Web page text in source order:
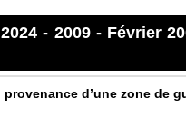
- 2009 - Février
d’une zone de